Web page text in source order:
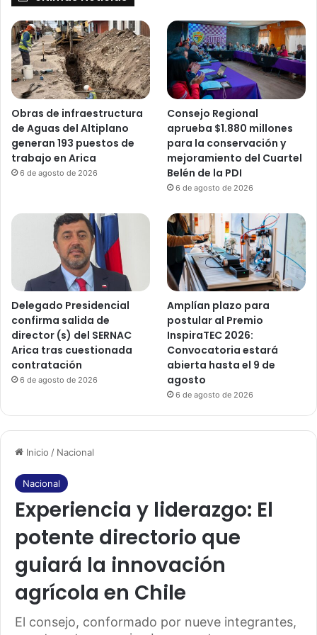
Inicio / Nacional
Nacional
Experiencia y liderazgo: El
potente directorio que
guiará la innovación
agrícola en Chile
El consejo, conformado por nueve integrantes,
Obras de infraestructura
de Aguas del Altiplano
generan 193 puestos de
trabajo en Arica
6 de agosto de 2026
Consejo Regional
aprueba $1.880 millones
para la conservación y
mejoramiento del Cuartel
Belén de la PDI
6 de agosto de 2026
Delegado Presidencial
confirma salida de
director (s) del SERNAC
Arica tras cuestionada
contratación
6 de agosto de 2026
Amplían plazo para
postular al Premio
InspiraTEC 2026:
Convocatoria estará
abierta hasta el 9 de
agosto
6 de agosto de 2026